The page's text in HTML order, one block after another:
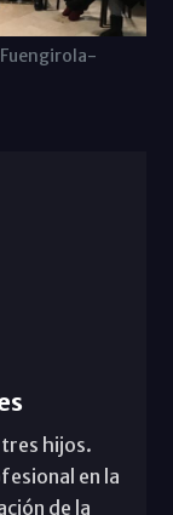
tres hijos.
en la
de la